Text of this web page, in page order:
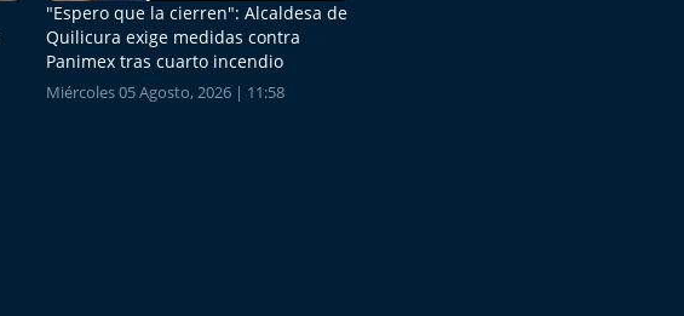
"Espero que la cierren": Alcaldesa de
Quilicura exige medidas contra
Panimex tras cuarto incendio
Miércoles 05 Agosto, 2026 | 11:58